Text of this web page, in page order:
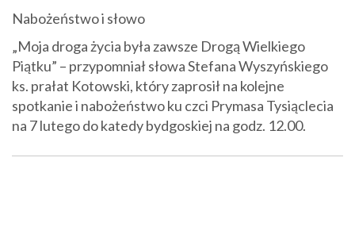
Nabożeństwo i słowo
„Moja droga życia była zawsze Drogą Wielkiego
Piątku” – przypomniał słowa Stefana Wyszyńskiego
ks. prałat Kotowski, który zaprosił na kolejne
spotkanie i nabożeństwo ku czci Prymasa Tysiąclecia
na 7 lutego do katedy bydgoskiej na godz. 12.00.